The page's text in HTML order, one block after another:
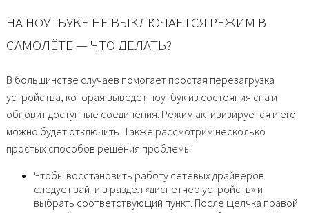
НА НОУТБУКЕ НЕ ВЫКЛЮЧАЕТСЯ РЕЖИМ В
САМОЛЁТЕ — ЧТО ДЕЛАТЬ?
В большинстве случаев помогает простая перезагрузка
устройства, которая выведет ноутбук из состояния сна и
обновит доступные соединения. Режим активизируется и его
можно будет отключить. Также рассмотрим несколько
простых способов решения проблемы:
Чтобы восстановить работу сетевых драйверов
следует зайти в раздел «диспетчер устройств» и
выбрать соответствующий пункт. После щелчка правой